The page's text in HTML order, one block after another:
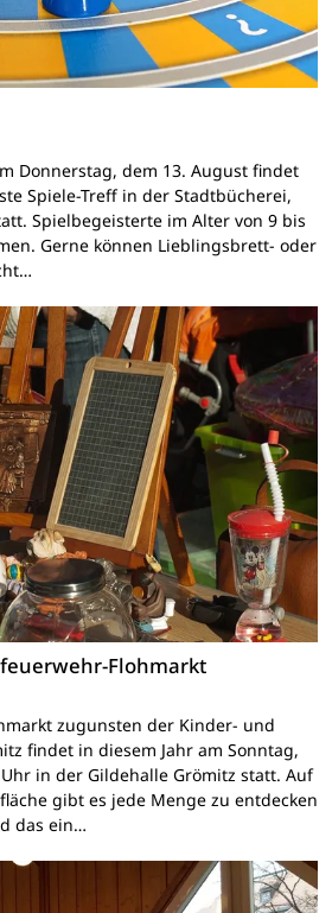
Donnerstag, dem 13. August findet
Spiele-Treff in der Stadtbücherei,
Spielbegeisterte im Alter von 9 bis
Gerne können Lieblingsbrett- oder
Flohmarkt
zugunsten der Kinder- und
findet in diesem Jahr am Sonntag,
in der Gildehalle Grömitz statt. Auf
gibt es jede Menge zu entdecken
das ein…